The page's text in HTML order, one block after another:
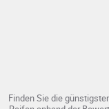
Finden Sie die